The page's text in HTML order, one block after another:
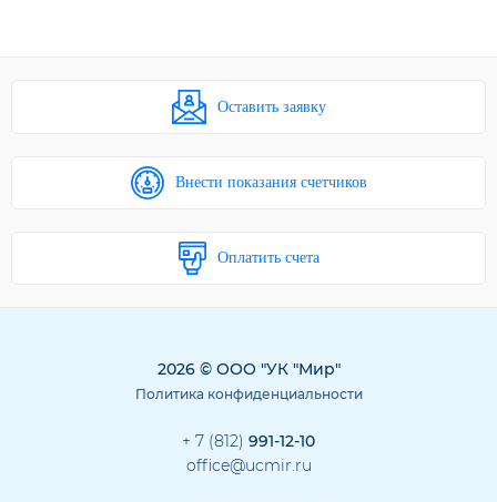
Оставить заявку
Внести показания счетчиков
Оплатить счета
2026 © ООО "УК "Мир"
Политика конфиденциальности
+ 7 (812) 991-12-10
office@ucmir.ru